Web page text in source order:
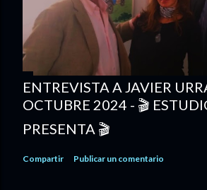
ENTREVISTA A JAVIER
OCTUBRE 2024 - 🎬
PRESENTA 🎬
Compartir Publicar un comentario